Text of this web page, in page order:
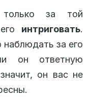
за той
интриговать.
наблюдать за его
он ответную
он вас не